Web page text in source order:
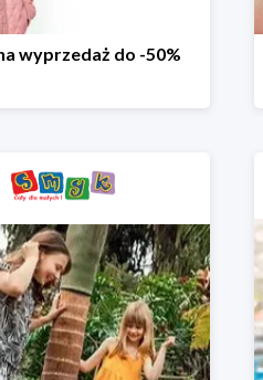
wyprzedaż do -50%